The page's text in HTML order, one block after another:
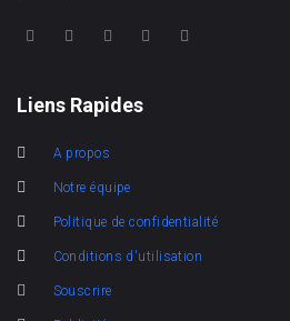
Liens Rapides
A propos
Notre équipe
Politique de confidentialité
Conditions d'utilisation
Souscrire